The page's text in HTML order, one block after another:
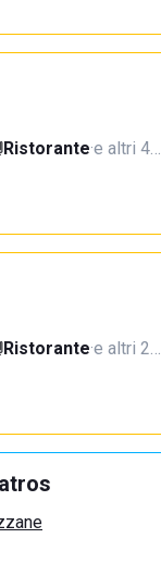
Ristorante·e altri 4…
Ristorante·e altri 2…